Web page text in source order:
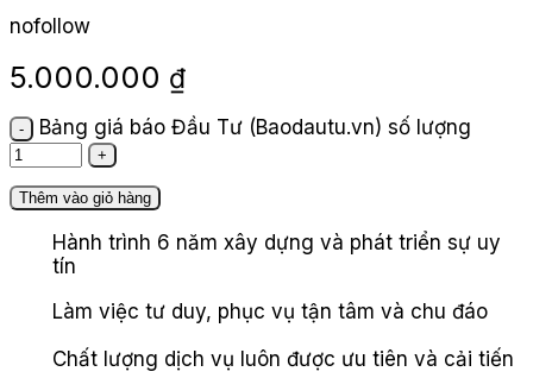
nofollow
5.000.000 ₫
Bảng giá báo Đầu Tư (Baodautu.vn) số lượng
Thêm vào giỏ hàng
Hành trình 6 năm xây dựng và phát triển sự uy
tín
Làm việc tư duy, phục vụ tận tâm và chu đáo
Chất lượng dịch vụ luôn được ưu tiên và cải tiến